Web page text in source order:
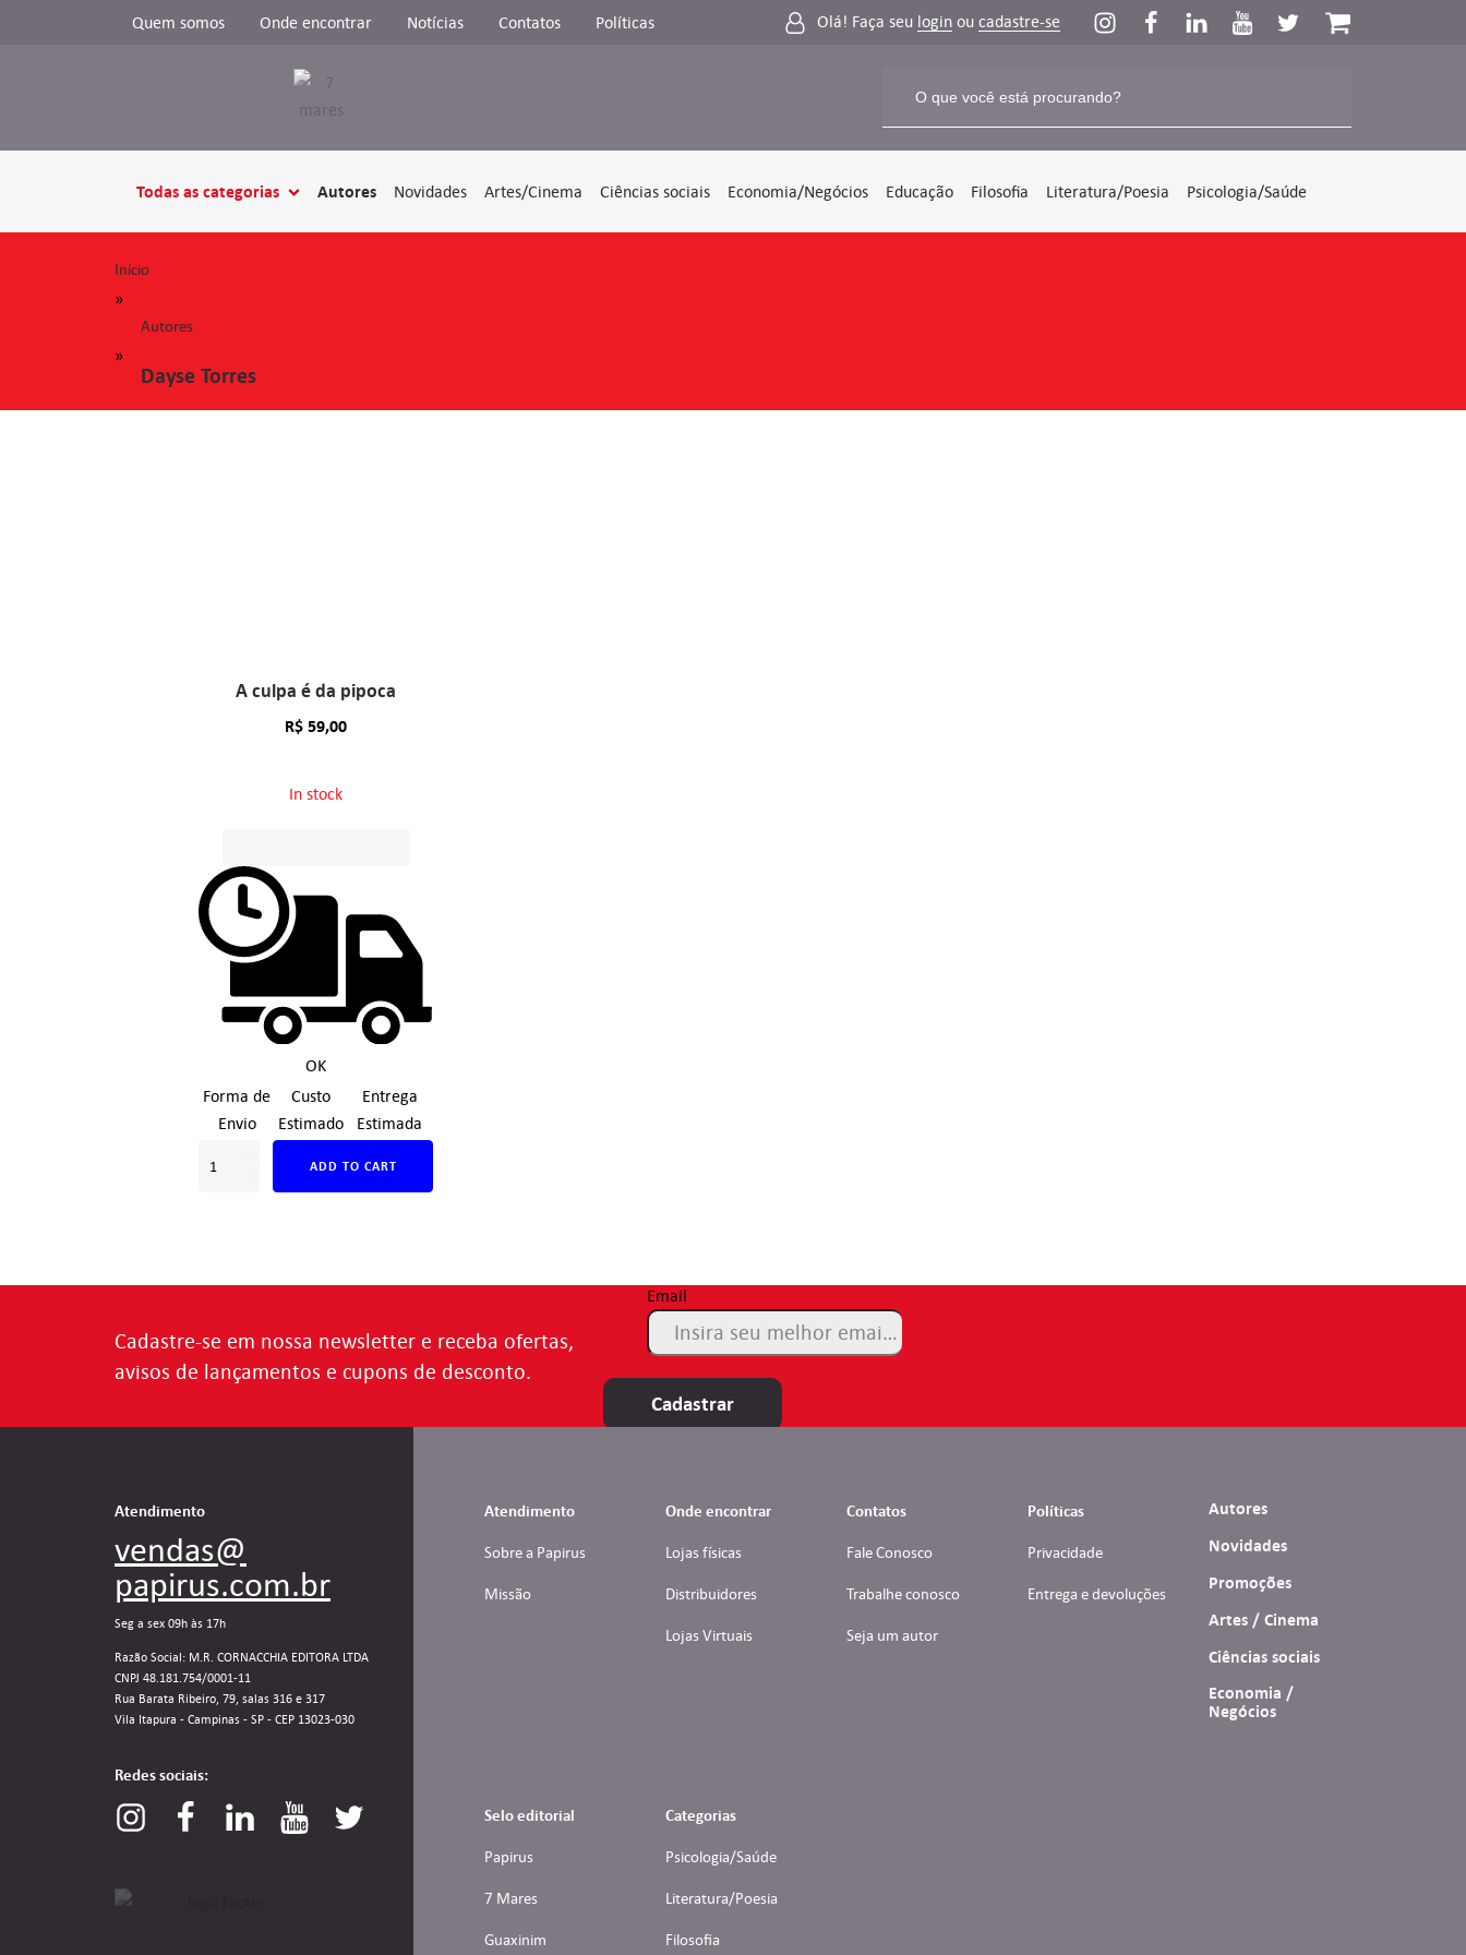
Quem somos Onde encontrar Notícias Contatos Políticas Olá! Faça seu login ou cadastre-se
Todas as categorias Autores Novidades Artes/Cinema Ciências sociais Economia/Negócios Educação Filosofia Literatura/Poesia Psicologia/Saúde
Início
»
Autores
»
Dayse Torres
A culpa é da pipoca
R$59,00
In stock
OK
Forma de
Envio
Custo
Estimado
Entrega
Estimada
ADD TO CART
Cadastre-se em nossa newsletter e receba ofertas,
avisos de lançamentos e cupons de desconto.
Email
Cadastrar
Atendimento
vendas@
papirus.com.br
Seg a sex 09h às 17h
Razão Social: M.R. CORNACCHIA EDITORA LTDA
CNPJ 48.181.754/0001-11
Rua Barata Ribeiro, 79, salas 316 e 317
Vila Itapura - Campinas - SP - CEP 13023-030
Redes sociais:
Atendimento
Sobre a Papirus
Missão
Onde encontrar
Lojas físicas
Distribuidores
Lojas Virtuais
Contatos
Fale Conosco
Trabalhe conosco
Seja um autor
Políticas
Privacidade
Entrega e devoluções
Autores
Novidades
Promoções
Artes / Cinema
Ciências sociais
Economia /
Negócios
Selo editorial
Papirus
7 Mares
Guaxinim
Categorias
Psicologia/Saúde
Literatura/Poesia
Filosofia